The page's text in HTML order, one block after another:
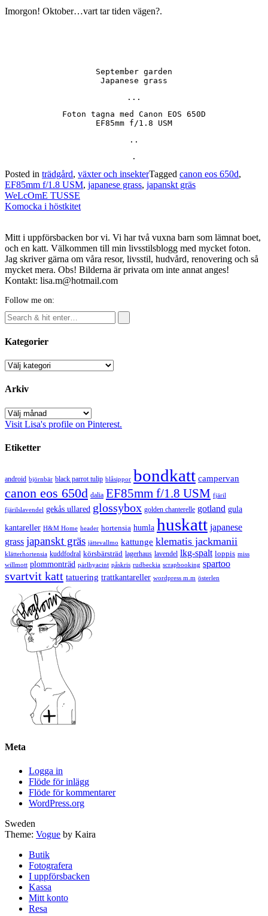
Imorgon! Oktober…vart tar tiden vägen?.
September garden
Japanese grass
...
Foton tagna med Canon EOS 650D
EF85mm f/1.8 USM
..
.
Posted in trädgård, växter och insekterTagged canon eos 650d,
EF85mm f/1.8 USM, japanese grass, japanskt gräs
Post
navigation
WeLcOmE TUSSE
Komocka i höstkitet
Mitt i uppförsbacken bor vi. Vi har två vuxna barn som lämnat boet,
och en katt. Välkommen till min livsstilsblogg med mycket foton.
Jag skriver gärna om våra resor, livsstil, hudvård, renovering och så
mycket mera. Obs! Bilderna är privata om inte annat anges!
Kontakt: lisa.m@hotmail.com
Follow me on:
Kategorier
Kategorier
Arkiv
Arkiv
Visit Lisa's profile on Pinterest.
Etiketter
android björnbär black parrot tulip blåsippor bondkatt campervan
canon eos 650d dalia EF85mm f/1.8 USM fjäril
fjärilslavendel gekås ullared glossybox golden chanterelle gotland gula
kantareller H&M Home header hortensia humla huskatt japanese
grass japanskt gräs jättevallmo kattunge klematis jackmanii
klätterhortensia kuddfodral körsbärsträd lagerhaus lavendel lkg-spalt loppis miss
willmott plommonträd pärlhyacint påskris rudbeckia scrapbooking spartoo
svartvit katt tatuering trattkantareller wordpress m.m österlen
Meta
Logga in
Flöde för inlägg
Flöde för kommentarer
WordPress.org
Sweden
Theme: Vogue by Kaira
Butik
Fotografera
I uppförsbacken
Kassa
Mitt konto
Resa